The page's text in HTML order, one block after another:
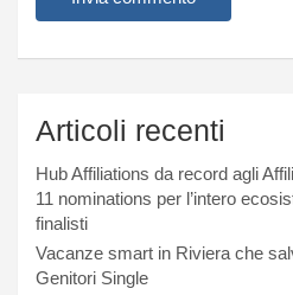
Articoli recenti
Hub Affiliations da record agli
11 nominations per l’intero
finalisti
Vacanze smart in Riviera che
Genitori Single